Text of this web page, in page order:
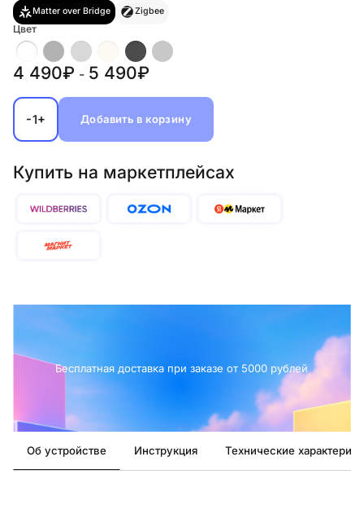
Matter over Bridge Zigbee
Цвет
4 490₽ - 5 490₽
-1+ Добавить в корзину
Купить на маркетплейсах
Бесплатная доставка при заказе от 5000 рублей
Об устройстве Инструкция Технические